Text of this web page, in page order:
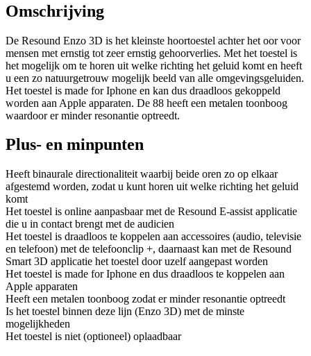
Omschrijving
De Resound Enzo 3D is het kleinste hoortoestel achter het oor voor
mensen met ernstig tot zeer ernstig gehoorverlies. Met het toestel is
het mogelijk om te horen uit welke richting het geluid komt en heeft
u een zo natuurgetrouw mogelijk beeld van alle omgevingsgeluiden.
Het toestel is made for Iphone en kan dus draadloos gekoppeld
worden aan Apple apparaten. De 88 heeft een metalen toonboog
waardoor er minder resonantie optreedt.
Plus- en minpunten
Heeft binaurale directionaliteit waarbij beide oren zo op elkaar
afgestemd worden, zodat u kunt horen uit welke richting het geluid
komt
Het toestel is online aanpasbaar met de Resound E-assist applicatie
die u in contact brengt met de audicien
Het toestel is draadloos te koppelen aan accessoires (audio, televisie
en telefoon) met de telefoonclip +, daarnaast kan met de Resound
Smart 3D applicatie het toestel door uzelf aangepast worden
Het toestel is made for Iphone en dus draadloos te koppelen aan
Apple apparaten
Heeft een metalen toonboog zodat er minder resonantie optreedt
Is het toestel binnen deze lijn (Enzo 3D) met de minste
mogelijkheden
Het toestel is niet (optioneel) oplaadbaar